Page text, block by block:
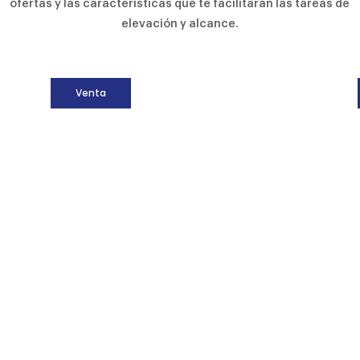
ofertas y las características que te facilitarán las tareas de
elevación y alcance.
Venta